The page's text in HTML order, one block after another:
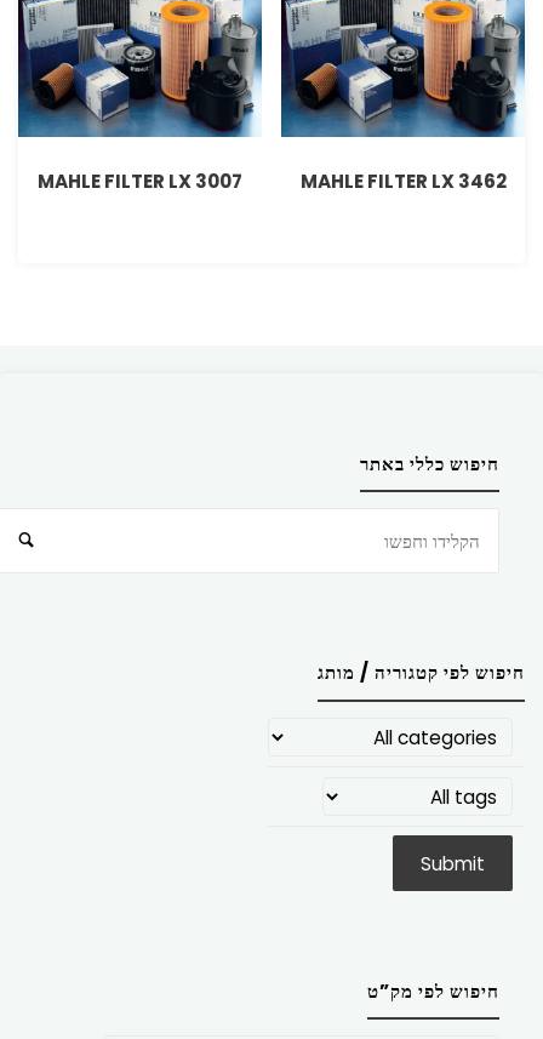
MAHLE FILTER LX 3462
MAHLE FILTER LX 3007
חיפוש כללי באתר
חיפוש לפי קטגוריה / מותג
חיפוש לפי מק”ט